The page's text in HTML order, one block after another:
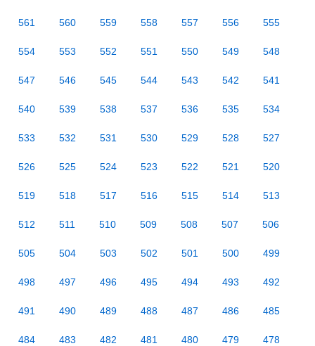
561 560 559 558 557 556 555
554 553 552 551 550 549 548
547 546 545 544 543 542 541
540 539 538 537 536 535 534
533 532 531 530 529 528 527
526 525 524 523 522 521 520
519 518 517 516 515 514 513
512 511 510 509 508 507 506
505 504 503 502 501 500 499
498 497 496 495 494 493 492
491 490 489 488 487 486 485
484 483 482 481 480 479 478